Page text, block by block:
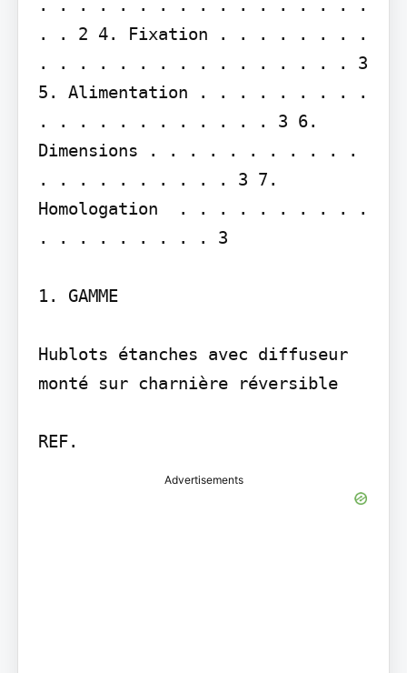
. . . . . . . . . . . . . . . . .
. . 2 4. Fixation . . . . . . . .
. . . . . . . . . . . . . . . . 3
5. Alimentation . . . . . . . . .
. . . . . . . . . . . . 3 6.
Dimensions . . . . . . . . . . .
. . . . . . . . . . 3 7.
Homologation  . . . . . . . . . .
. . . . . . . . . 3
1. GAMME
Hublots étanches avec diffuseur
monté sur charnière réversible
Advertisements